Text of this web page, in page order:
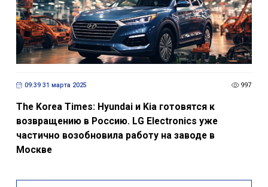
09:39 31 марта 2025 997
The Korea Times: Hyundai и Kia готовятся к
возвращению в Россию. LG Electronics уже
частично возобновила работу на заводе в
Москве